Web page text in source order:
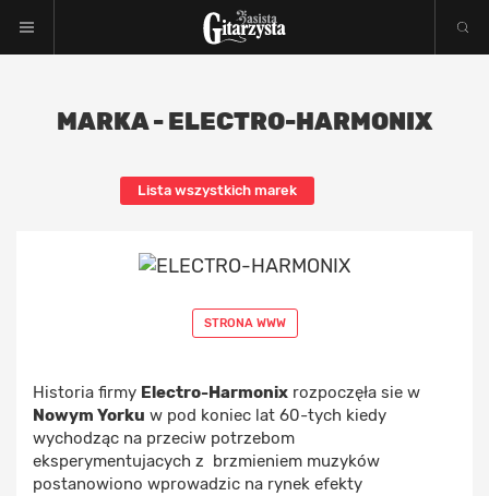
MARKA - ELECTRO-HARMONIX
Lista wszystkich marek
STRONA WWW
Historia firmy Electro-Harmonix rozpoczęła sie w
Nowym Yorku w pod koniec lat 60-tych kiedy
wychodząc na przeciw potrzebom
eksperymentujacych z brzmieniem muzyków
postanowiono wprowadzic na rynek efekty